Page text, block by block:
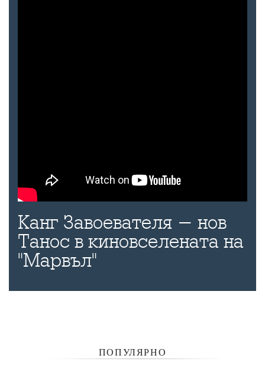
Канг Завоевателя - нов
Танос в киновселената на
"Марвъл"
ПОПУЛЯРНО